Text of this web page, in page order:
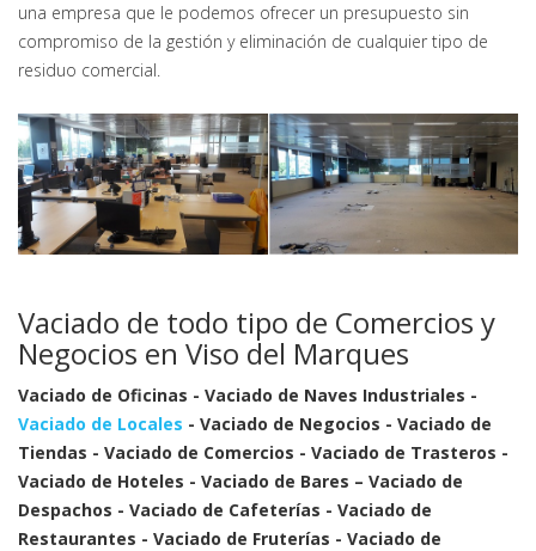
una empresa que le podemos ofrecer un presupuesto sin
compromiso de la gestión y eliminación de cualquier tipo de
residuo comercial.
Vaciado de todo tipo de Comercios y
Negocios en Viso del Marques
Vaciado de Oficinas - Vaciado de Naves Industriales -
Vaciado de Locales - Vaciado de Negocios - Vaciado de
Tiendas - Vaciado de Comercios - Vaciado de Trasteros -
Vaciado de Hoteles - Vaciado de Bares – Vaciado de
Despachos - Vaciado de Cafeterías - Vaciado de
Restaurantes - Vaciado de Fruterías - Vaciado de